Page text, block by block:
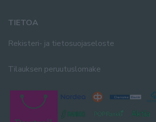
TIETOA
Rekisteri- ja tietosuojaseloste
Tilauksen peruutuslomake